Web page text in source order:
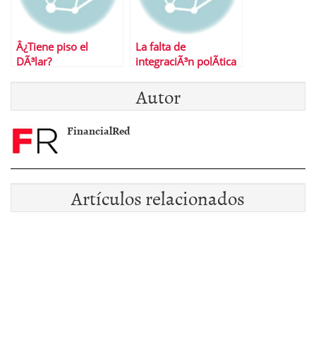
Â¿Tiene piso el
DÃ³lar?
La falta de
integraciÃ³n polÃ­tica
Autor
FinancialRed
Artículos relacionados